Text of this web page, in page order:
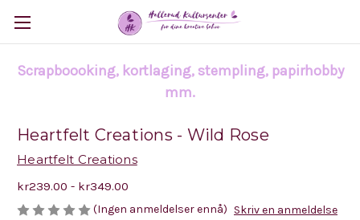
Scrapboooking, kortlaging, stempling, papirhobby
mm.
Heartfelt Creations - Wild Rose
Heartfelt Creations
kr239.00 - kr349.00
(Ingen anmeldelser ennå) Skriv en anmeldelse